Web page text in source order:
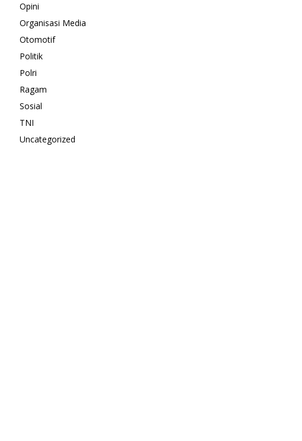
Opini
Organisasi Media
Otomotif
Politik
Polri
Ragam
Sosial
TNI
Uncategorized